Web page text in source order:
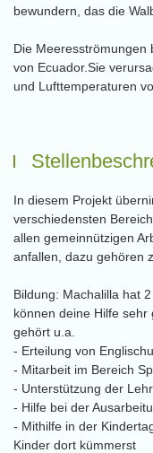
bewundern, das die
Die Meeresströmungen
von Ecuador.Sie
und Lufttemperaturen
In diesem Projekt
verschiedensten
allen gemeinnützigen
anfallen, dazu gehören
Bildung: Machalilla hat
können deine Hilfe
gehört u.a.
- Erteilung von
- Mitarbeit im Bereich
- Unterstützung der
- Hilfe bei der
- Mithilfe in der
Kinder dort kümmerst